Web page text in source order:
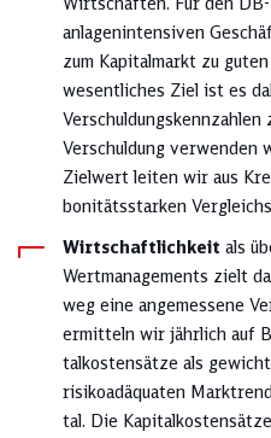
anlagenintensiven
zum Ka­pi­tal­markt zu
wesentliches Ziel ist es
Verschuldung verwen­den
Zielwert leiten wir aus
bonitätsstarken
Wirtschaftlichkeit als
Wertmanagements zielt
weg eine angemessene
ermitteln wir jährlich auf
talkosten­sätze als
risiko­adäquaten
tal. Die